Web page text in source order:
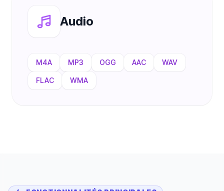
Audio
M4A MP3 OGG AAC WAV
FLAC WMA